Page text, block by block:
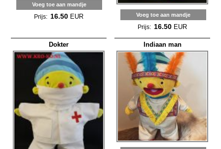
Voeg toe aan mandje
Prijs: 16.50 EUR Voeg toe aan mandje
Prijs: 16.50 EUR
Dokter Indiaan man